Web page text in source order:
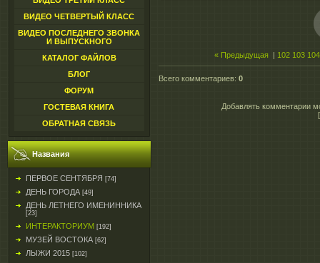
ВИДЕО ЧЕТВЕРТЫЙ КЛАСС
ВИДЕО ПОСЛЕДНЕГО ЗВОНКА
И ВЫПУСКНОГО
КАТАЛОГ ФАЙЛОВ
БЛОГ
ФОРУМ
ГОСТЕВАЯ КНИГА
ОБРАТНАЯ СВЯЗЬ
Названия
ПЕРВОЕ СЕНТЯБРЯ [74]
ДЕНЬ ГОРОДА [49]
ДЕНЬ ЛЕТНЕГО ИМЕНИННИКА
[23]
ИНТЕРАКТОРИУМ [192]
МУЗЕЙ ВОСТОКА [62]
ЛЫЖИ 2015 [102]
« Предыдущая 102 103 104
Всего комментариев: 0
Добавлять комментарии